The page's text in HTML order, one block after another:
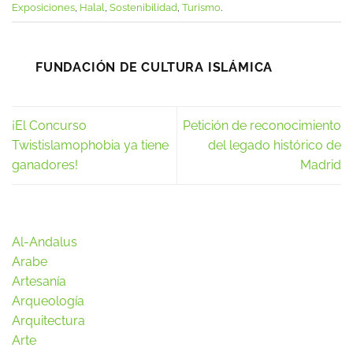
Exposiciones Halal Sostenibilidad Turismo.
FUNDACIÓN DE CULTURA ISLÁMICA
¡El Concurso
Twistislamophobia ya tiene
ganadores!
Petición de reconocimiento
del legado histórico de
Madrid
Al-Andalus
Arabe
Artesanía
Arqueología
Arquitectura
Arte